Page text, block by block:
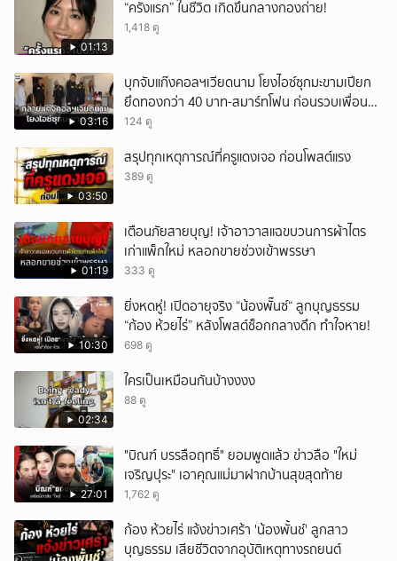
01:13
“ครั้งแรก” ในชีวิต เกิดขึ้นกลางกองถ่าย!
1,418 ดู
03:16
บุกจับแก๊งคอลฯเวียดนาม โยงไอซ์ซุกมะขามเปียก
ยึดทองกว่า 40 บาท-สมาร์ทโฟน ก่อนรวบเพื่อน
ร่วมทีมหอบเงิน 1.5 แสนติดสินบนคาโรงพัก
124 ดู
03:50
สรุปทุกเหตุการณ์ที่ครูแดงเจอ ก่อนโพสต์แรง
389 ดู
01:19
เตือนภัยสายบุญ! เจ้าอาวาสแฉขบวนการผ้าไตร
เก่าแพ็กใหม่ หลอกขายช่วงเข้าพรรษา
333 ดู
10:30
ยิ่งหดหู่! เปิดอายุจริง “น้องพั๊นซ์“ ลูกบุญธรรม
“ก้อง ห้วยไร่” หลังโพสต์ช็อกกลางดึก ทำใจหาย!
698 ดู
02:34
ใครเป็นเหมือนกันบ้างงงง
88 ดู
27:01
"บิณฑ์ บรรลือฤทธิ์" ยอมพูดแล้ว ข่าวลือ "ใหม่
เจริญปุระ" เอาคุณแม่มาฝากบ้านสุขสุดท้าย
1,762 ดู
ก้อง ห้วยไร่ แจ้งข่าวเศร้า 'น้องพั้นช์' ลูกสาว
บุญธรรม เสียชีวิตจากอุบัติเหตุทางรถยนต์